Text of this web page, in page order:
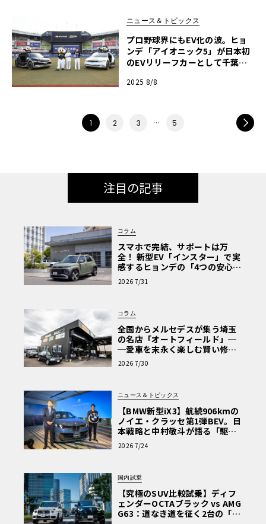
ニュース＆トピックス
プロ野球界にもEV化の波。ヒョ
ンデ「アイオニック5」が日本初
のEVリリーフカーとして千葉ロ
2025 8/8
1 2 3 … 5
注目の記事
コラム
スマホで完結、サポートは万
全！ 新型EV「インスター」で実
感するヒョンデの「4つの安心」
【第1回・ヒョンデ6つの疑問：
Why? Hyundai?】〈PR〉
2026 7/31
コラム
全国からメルセデスが集う埼玉
の名店「オートフィールド」─
─愛車を末永く楽しむ賢い修理
術と、プロがフックス製オイル
を選ぶ理由〈PR〉
2026 7/30
ニュース＆トピックス
【BMW新型iX3】航続906kmの
ノイエ・クラッセ第1弾BEV。日
本戦略と中村敬斗が語る「駆け
ぬける歓び」
2026 7/24
国内試乗
【究極のSUV比較試乗】ディフ
ェンダーOCTAブラック vs AMG
G63：道なき道を征く2台の「対